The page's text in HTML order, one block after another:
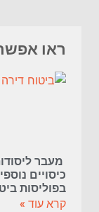
ראו
מעבר
כיסויים
בפוליסות
קרא עוד »